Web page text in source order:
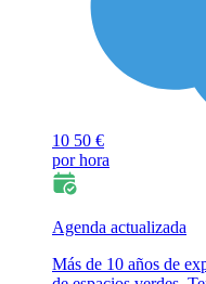
10 50 €
por hora
Agenda actualizada
Más de 10 años de